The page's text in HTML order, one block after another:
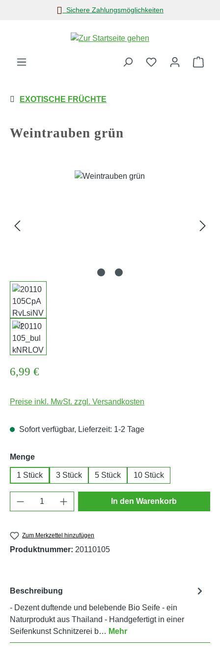
Zum Hauptinhalt springenSichere Zahlungsmöglichkeiten
EXOTISCHE FRÜCHTE
Weintrauben grün
Bildergalerie überspringen
Regulärer Preis:
6,99 €
Preise inkl. MwSt. zzgl. Versandkosten
Sofort verfügbar, Lieferzeit: 1-2 Tage
Mengeauswählen
1 Stück 3 Stück 5 Stück 10 Stück
Produkt Anzahl: Gib den gewünschten
In den Warenkorb
Zum Merkzettel hinzufügen
Produktnummer: 20110105
Beschreibung
- Dezent duftende und belebende Bio Seife - ein
Naturprodukt aus Thailand - Handgefertigt in einer
Seifenkunst Schnitzerei b… Mehr